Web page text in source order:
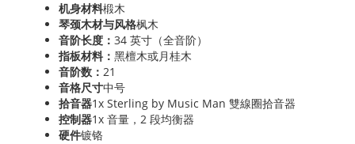
机身材料椴木
琴颈木材与风格枫木
音阶长度： 34 英寸（全音阶）
指板材料： 黑檀木或月桂木
音阶数： 21
音格尺寸中号
拾音器1x Sterling by Music Man 雙線圈拾音器
控制器1x 音量，2 段均衡器
硬件镀铬